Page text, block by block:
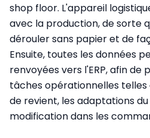
shop floor. L'appareil
avec la production, de sorte
dérouler sans papier et de
Ensuite, toutes les données
renvoyées vers l'ERP, afin de
tâches opérationnelles telles
de revient, les adaptations
modification dans les